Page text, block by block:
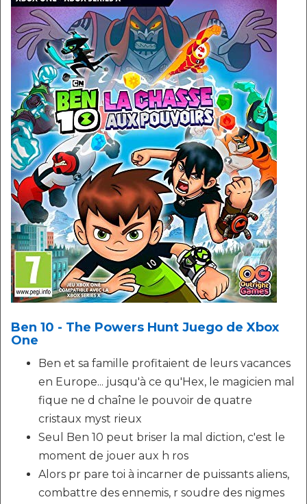
Ben 10 - The Powers Hunt Juego de Xbox
One
Ben et sa famille profitaient de leurs vacances
en Europe... jusqu'à ce qu'Hex, le magicien mal
fique ne d chaîne le pouvoir de quatre
cristaux myst rieux
Seul Ben 10 peut briser la mal diction, c'est le
moment de jouer aux h ros
Alors pr pare toi à incarner de puissants aliens,
combattre des ennemis, r soudre des nigmes